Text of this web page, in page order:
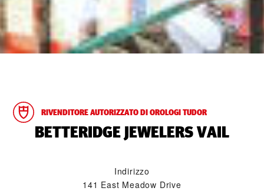
RIVENDITORE AUTORIZZATO DI OROLOGI TUDOR
‭BETTERIDGE JEWELERS VAIL‬
Indirizzo
141 East Meadow Drive